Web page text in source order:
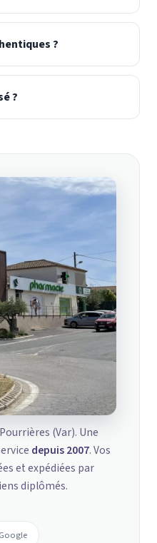
?
?
Pourrières (Var). Une
depuis 2007. Vos
et expédiées par
diplômés.